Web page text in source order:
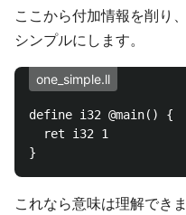
ここから付加情報を削り
シンプルにします。
one_simple.ll
define i32 @main() {
  ret i32 1
これなら意味は理解できま